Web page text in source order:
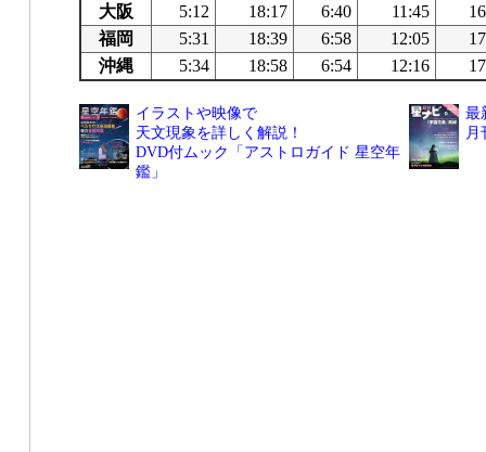
大阪
5:12 18:17 6:40 11:45
福岡
5:31 18:39 6:58 12:05
沖縄
5:34 18:58 6:54 12:16
イラストや映像で
天文現象を詳しく解説！
DVD付ムック「アストロガイド 星空年
鑑」
最